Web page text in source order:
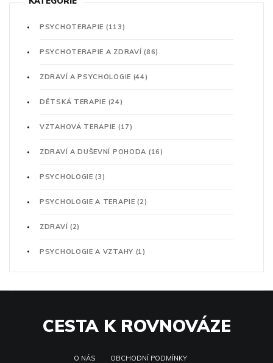
PSYCHOTERAPIE (113)
PSYCHOTERAPIE A ZDRAVÍ(86)
ZDRAVÍ A PSYCHOLOGIE (44)
DĚTSKÁ TERAPIE (24)
VZTAHOVÁ TERAPIE (17)
ZDRAVÍ A DUŠEVNÍ POHODA (16)
PSYCHOLOGIE(3)
PSYCHOLOGIE A TERAPIE(2)
ZDRAVÍ (2)
PSYCHOLOGIE A VZTAHY (1)
CESTA K ROVNOVÁZE
O NÁS OBCHODNÍ PODMÍNKY